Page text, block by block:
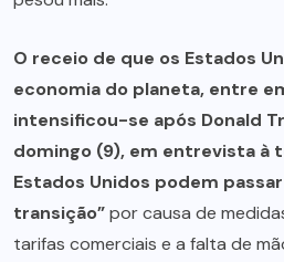
O receio de que os Estados
economia do planeta, entre
intensificou-se após Donald
domingo (9), em entrevista à
Estados Unidos podem
transição”por causa de
tarifas comerciais e a falta de